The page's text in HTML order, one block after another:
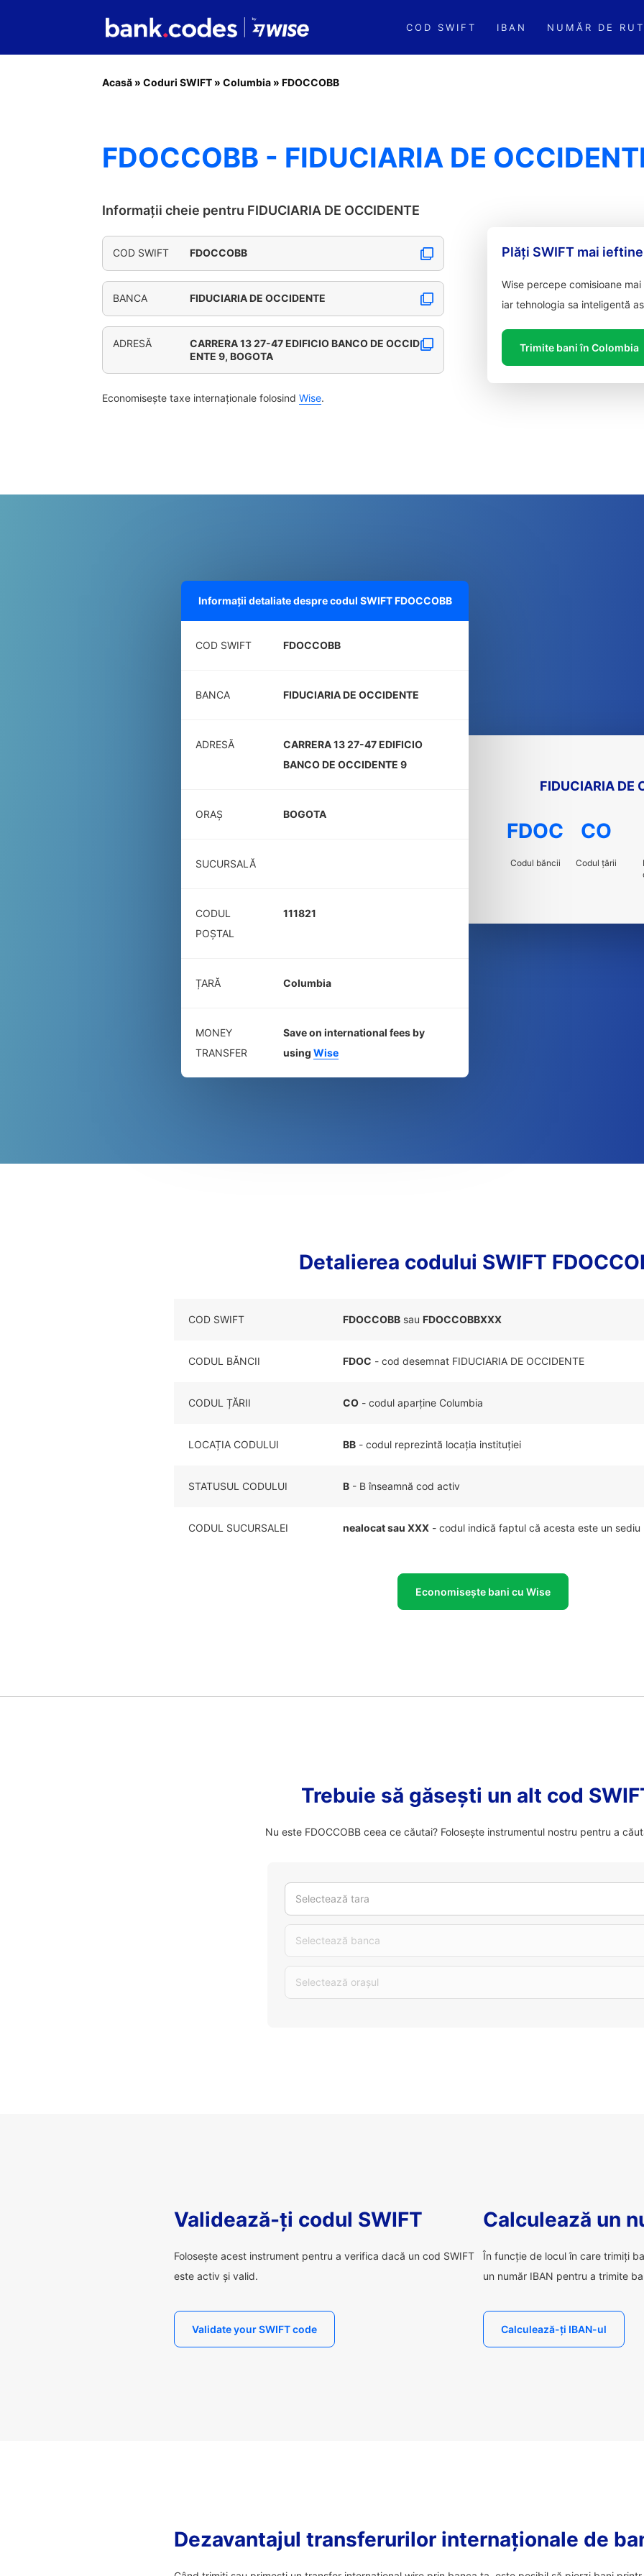
COD SWIFT IBAN NUMĂR DE
Acasă » Coduri SWIFT » Columbia » FDOCCOBB
FDOCCOBB - FIDUCIARIA DE
Informații cheie pentru FIDUCIARIA DE OCCIDENTE
COD SWIFT FDOCCOBB
BANCA FIDUCIARIA DE OCCIDENTE
ADRESĂ
CARRERA 13 27-47 EDIFICIO BANCO DE OCCID
ENTE 9, BOGOTA
Economisește taxe internaționale folosind Wise.
Plăți SWIFT mai
Wise percepe comisioane
iar tehnologia sa inteligentă
Trimite bani în Colombia
Informații detaliate despre codul SWIFTFDOCCOBB
COD SWIFT FDOCCOBB
BANCA FIDUCIARIA DE OCCIDENTE
ADRESĂ
CARRERA 13 27-47 EDIFICIO
BANCO DE OCCIDENTE 9
ORAȘ BOGOTA
SUCURSALĂ
CODUL
POŞTAL
111821
ȚARĂ Columbia
MONEY
TRANSFER
Save on international fees by
using Wise
FIDUCIARIA DE
FDOC
Codul băncii
CO
Codul țării
Detalierea codului SWIFT
COD SWIFT FDOCCOBB sau FDOCCOBBXXX
CODUL BĂNCII FDOC - cod desemnat FIDUCIARIA DE OCCIDENTE
CODUL ȚĂRII CO - codul aparține Columbia
LOCAȚIA CODULUI BB - codul reprezintă locația instituției
STATUSUL CODULUI B - B înseamnă cod activ
CODUL SUCURSALEI nealocat sau XXX - codul indică faptul că acesta este un sediu
Economisește bani cu Wise
Trebuie să găsești un alt cod
Nu este FDOCCOBB ceea ce căutai? Folosește instrumentul nostru pentru a
Selectează tara
Selectează banca
Selectează orașul
Validează-ți codul SWIFT
Folosește acest instrument pentru a verifica dacă un cod SWIFT
este activ și valid.
Validate your SWIFT code
Calculează un
În funcție de locul în care trimiți
un număr IBAN pentru a trimite
Calculează-ți IBAN-ul
Dezavantajul transferurilor internaționale de